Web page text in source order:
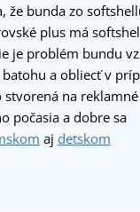
že bunda zo
plus má
je problém bundu
a obliecť v
na reklamné
počasia a dobre sa
aj detskom